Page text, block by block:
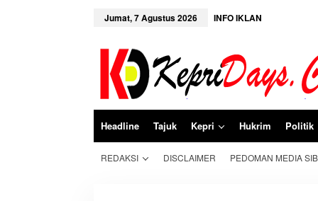
Jumat, 7 Agustus 2026 INFO IKLAN
Headline Tajuk Kepri Hukrim Politik
REDAKSI DISCLAIMER PEDOMAN MEDIA